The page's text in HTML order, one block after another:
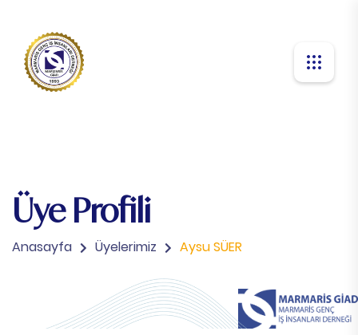
Üye Profili
Anasayfa Üyelerimiz Aysu SÜER